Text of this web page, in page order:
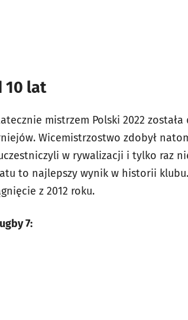
10 lat
mistrzem Polski 2022
Wicemistrzostwo zdobył
w rywalizacji i tylko raz
to najlepszy wynik w historii klubu.
z 2012 roku.
7: